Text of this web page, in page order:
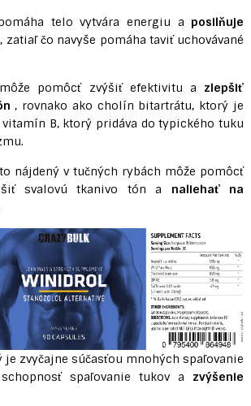
telo vytvára energiu a posilňuje
, zatiaľ čo navyše pomáha taviť uchovávané
pomôcť zvýšiť efektivitu a zlepšiť
, rovnako ako cholín bitartrátu, ktorý je
B, ktorý pridáva do typického tuku
nájdený v tučných rybách môže pomôcť
svalovú tkanivo tón a naliehať na
je zvyčajne súčasťou mnohých spaľovanie
spaľovanie tukov a zvýšenie